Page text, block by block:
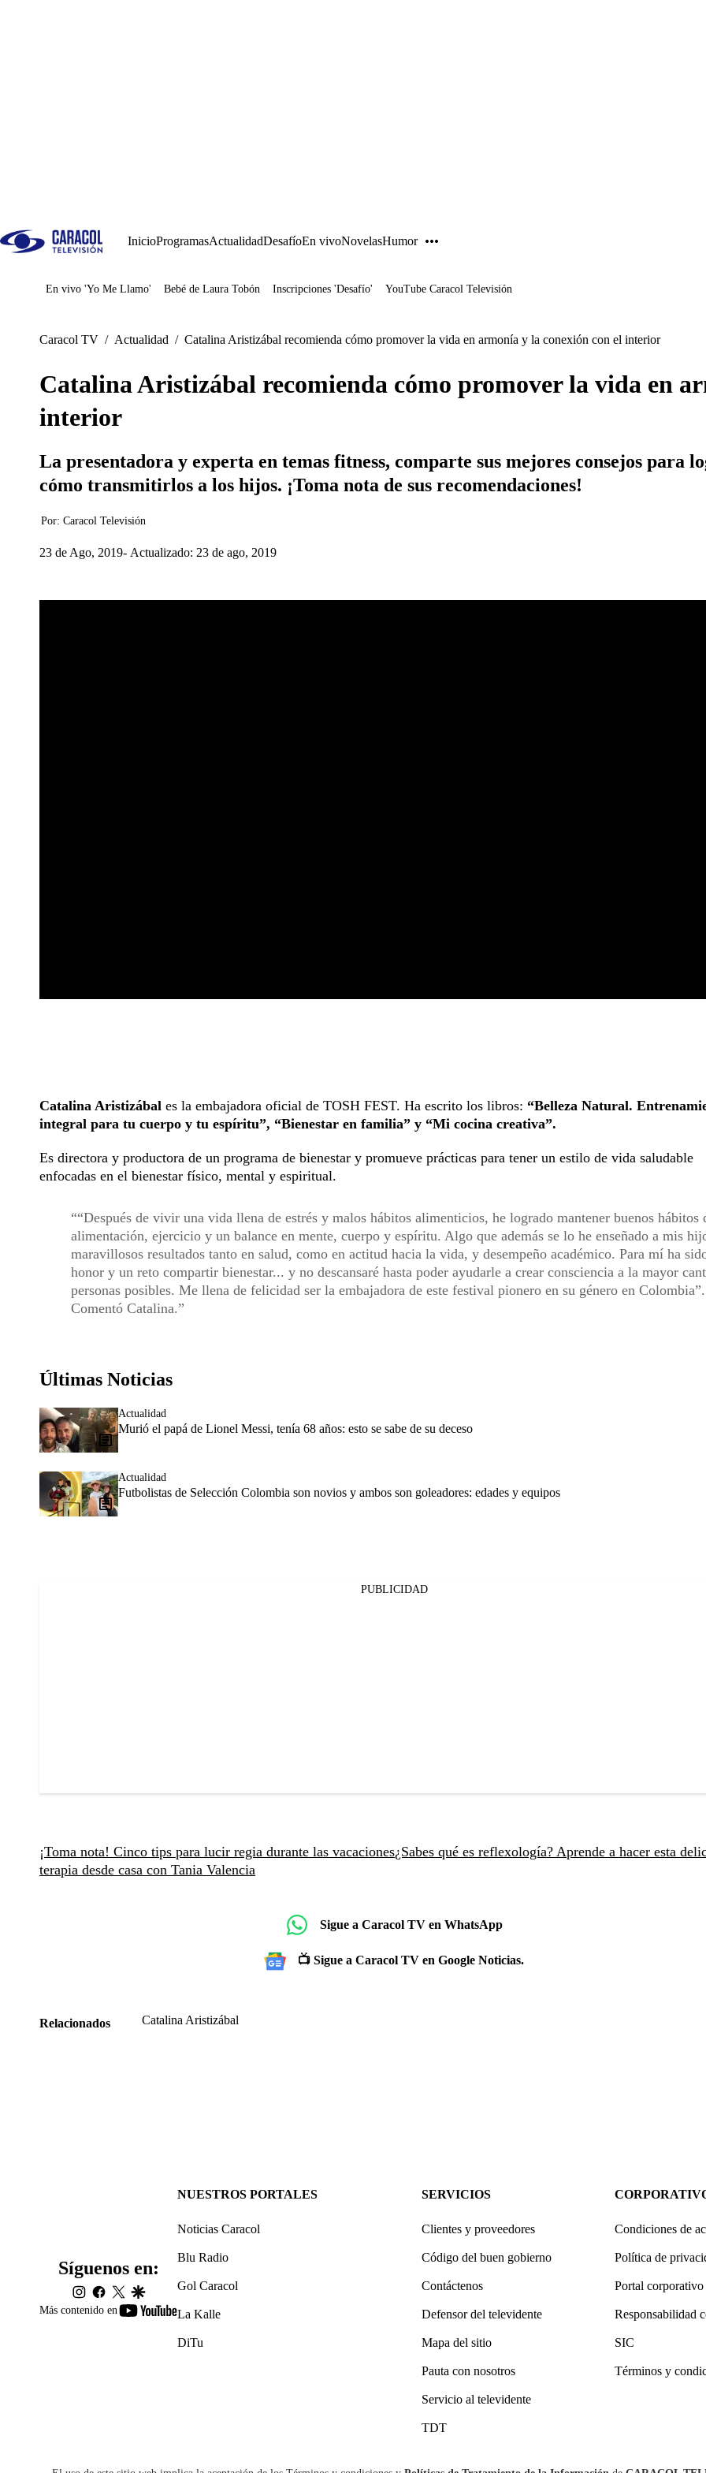
InicioProgramasActualidadDesafíoEn vivoNovelasHumor
Juegos
En vivo 'Yo Me Llamo' Bebé de Laura Tobón Inscripciones 'Desafío' YouTube Caracol Televisión
Caracol TV / Actualidad / Catalina Aristizábal recomienda cómo promover la vida en armonía y la conexión con el interior
Catalina Aristizábal recomienda cómo promover la vida en
interior
La presentadora y experta en temas fitness, comparte sus mejores consejos para
cómo transmitirlos a los hijos. ¡Toma nota de sus recomendaciones!
Por: Caracol Televisión
23 de Ago, 2019 Actualizado: 23 de ago, 2019
Catalina Aristizábal es la embajadora oficial de TOSH FEST. Ha escrito los libros: “Belleza Natural.
integral para tu cuerpo y tu espíritu”, “Bienestar en familia” y “Mi cocina creativa”.
Es directora y productora de un programa de bienestar y promueve prácticas para tener un estilo de vida saludable
enfocadas en el bienestar físico, mental y espiritual.
“Después de vivir una vida llena de estrés y malos hábitos alimenticios, he logrado mantener buenos hábitos
alimentación, ejercicio y un balance en mente, cuerpo y espíritu. Algo que además se lo he enseñado a mis
maravillosos resultados tanto en salud, como en actitud hacia la vida, y desempeño académico. Para mí ha
honor y un reto compartir bienestar... y no descansaré hasta poder ayudarle a crear consciencia a la mayor
personas posibles. Me llena de felicidad ser la embajadora de este festival pionero en su género en Colombia”.
Comentó Catalina.
Últimas Noticias
Actualidad
Murió el papá de Lionel Messi, tenía 68 años: esto se sabe de su deceso
Actualidad
Futbolistas de Selección Colombia son novios y ambos son goleadores: edades y equipos
PUBLICIDAD
¡Toma nota! Cinco tips para lucir regia durante las vacaciones¿Sabes qué es reflexología? Aprende a hacer esta
terapia desde casa con Tania Valencia
Sigue a Caracol TV en WhatsApp
📺 Sigue a Caracol TV en Google Noticias.
Relacionados Catalina Aristizábal
Más contenido en
youtube-
Síguenos en:
instagram
facebook
twittergoogle
NUESTROS PORTALES
Noticias Caracol
Blu Radio
Gol Caracol
La Kalle
DiTu
SERVICIOS
Clientes y proveedores
Código del buen gobierno
Contáctenos
Defensor del televidente
Mapa del sitio
Pauta con nosotros
Servicio al televidente
TDT
Condiciones de
Política de
Portal corporativo
Responsabilidad
SIC
Términos y